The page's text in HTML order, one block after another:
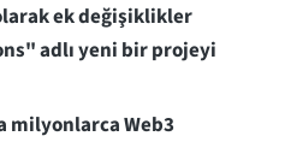
ek değişiklikler
adlı yeni bir projeyi
milyonlarca Web3